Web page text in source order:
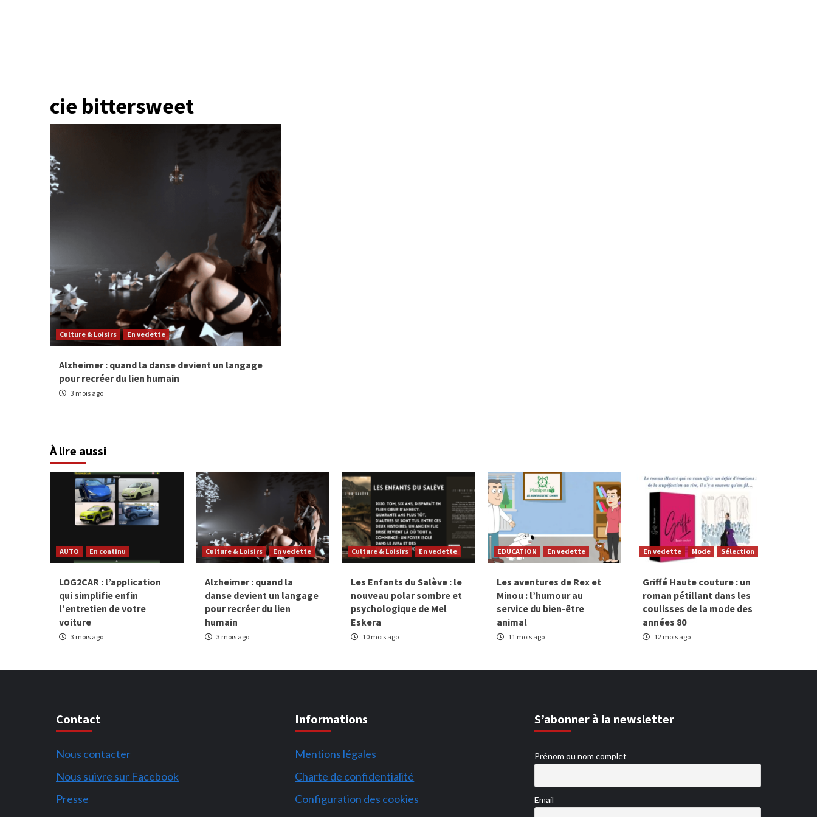
cie bittersweet
Culture & Loisirs En vedette
Alzheimer : quand la danse devient un langage
pour recréer du lien humain
3 mois ago
À lire aussi
AUTO En continu
LOG2CAR : l’application
qui simplifie enfin
l’entretien de votre
voiture
3 mois ago
Culture & Loisirs En vedette
Alzheimer : quand la
danse devient un langage
pour recréer du lien
humain
3 mois ago
Culture & Loisirs En vedette
Les Enfants du Salève : le
nouveau polar sombre et
psychologique de Mel
Eskera
10 mois ago
EDUCATION En vedette
Les aventures de Rex et
Minou : l’humour au
service du bien-être
animal
11 mois ago
En vedette Mode Sélection
Griffé Haute couture : un
roman pétillant dans les
coulisses de la mode des
années 80
12 mois ago
Contact
Nous contacter
Nous suivre sur Facebook
Presse
Informations
Mentions légales
Charte de confidentialité
Configuration des cookies
S’abonner à la newsletter
Prénom ou nom complet
Email